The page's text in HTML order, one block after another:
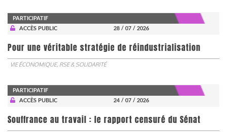
PARTICIPATIF
ACCÈS PUBLIC
28 / 07 / 2026
Pour une véritable stratégie de réindustrialisation
VIE ÉCONOMIQUE, RSE & SOLIDARITÉ
PARTICIPATIF
ACCÈS PUBLIC
24 / 07 / 2026
Souffrance au travail : le rapport censuré du Sénat